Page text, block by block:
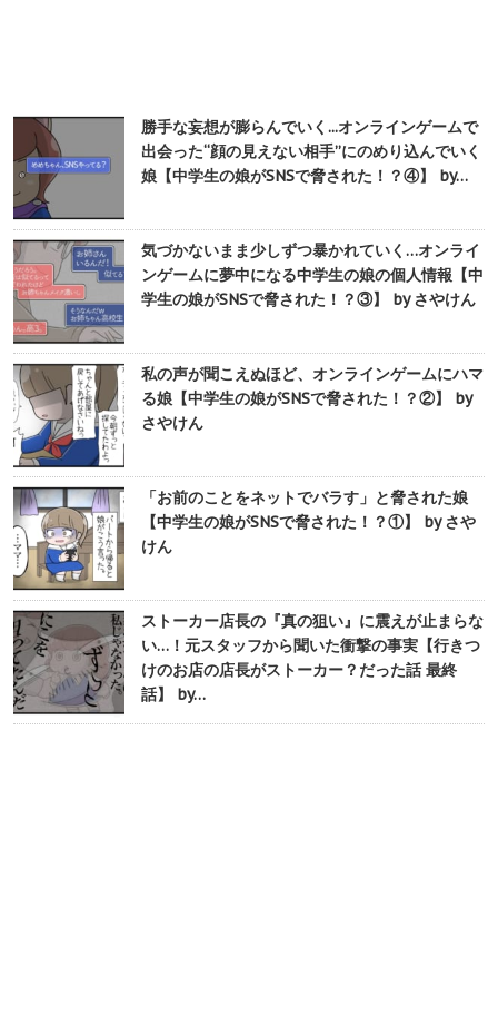
勝手な妄想が膨らんでいく...オンラインゲームで
出会った“顔の見えない相手”にのめり込んでいく
娘【中学生の娘がSNSで脅された！？④】 by…
気づかないまま少しずつ暴かれていく…オンライ
ンゲームに夢中になる中学生の娘の個人情報【中
学生の娘がSNSで脅された！？③】 by さやけん
私の声が聞こえぬほど、オンラインゲームにハマ
る娘【中学生の娘がSNSで脅された！？②】 by
さやけん
「お前のことをネットでバラす」と脅された娘
【中学生の娘がSNSで脅された！？①】 by さや
けん
ストーカー店長の『真の狙い』に震えが止まらな
い…！元スタッフから聞いた衝撃の事実【行きつ
けのお店の店長がストーカー？だった話 最終
話】 by…